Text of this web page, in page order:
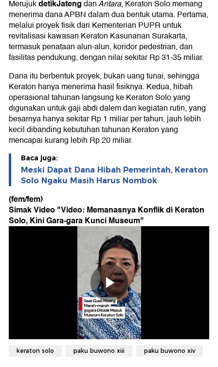
MerujukdetikJatengdanAntara, Keraton Solo memang
menerima dana APBN dalam dua bentuk utama. Pertama,
melalui proyek fisik dari Kementerian PUPR untuk
revitalisasi kawasan Keraton Kasunanan Surakarta,
termasuk penataan alun‑alun, koridor pedestrian, dan
fasilitas pendukung, dengan nilai sekitar Rp 31-35 miliar.
Dana itu berbentuk proyek, bukan uang tunai, sehingga
Keraton hanya menerima hasil fisiknya. Kedua, hibah
operasional tahunan langsung ke Keraton Solo yang
digunakan untuk gaji abdi dalem dan kegiatan rutin, yang
besarnya hanya sekitar Rp 1 miliar per tahun, jauh lebih
kecil dibanding kebutuhan tahunan Keraton yang
mencapai kurang lebih Rp 20 miliar.
Baca juga:
Meski Dapat Dana Hibah Pemerintah, Keraton
Solo Ngaku Masih Harus Nombok
(fem/fem)
Simak Video "Video: Memanasnya Konflik di Keraton
Solo, Kini Gara-gara Kunci Museum"
keraton solo paku buwono xiii paku buwono xiv